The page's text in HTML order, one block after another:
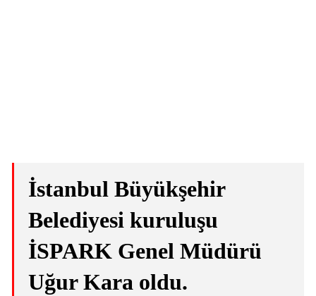
İstanbul Büyükşehir
Belediyesi kuruluşu
İSPARK Genel Müdürü
Uğur Kara oldu.